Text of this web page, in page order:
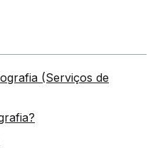
(Serviços de